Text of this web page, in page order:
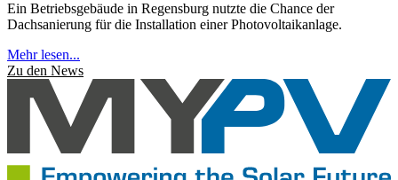
Ein Betriebsgebäude in Regensburg nutzte die Chance der
Dachsanierung für die Installation einer Photovoltaikanlage.
Mehr lesen...
Zu den News